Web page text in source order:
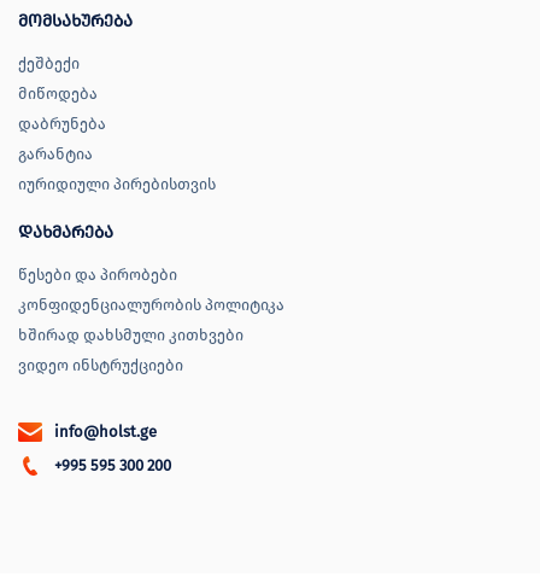
მომსახურება
ქეშბექი
მიწოდება
დაბრუნება
გარანტია
იურიდიული პირებისთვის
დახმარება
წესები და პირობები
კონფიდენციალურობის პოლიტიკა
ხშირად დახსმული კითხვები
ვიდეო ინსტრუქციები
info@holst.ge
+995 595 300 200